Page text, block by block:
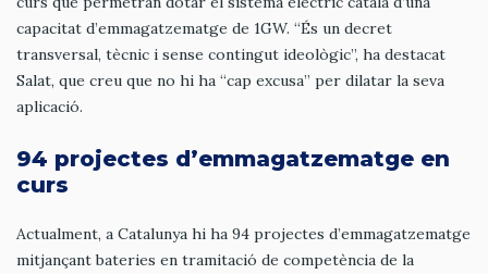
capacitat d’emmagatzematge de 1GW. “És un decret
transversal, tècnic i sense contingut ideològic”, ha destacat
Salat, que creu que no hi ha “cap excusa” per dilatar la seva
aplicació.
94 projectes d’emmagatzematge en
curs
Actualment, a Catalunya hi ha 94 projectes d’emmagatzematge
mitjançant bateries en tramitació de competència de la